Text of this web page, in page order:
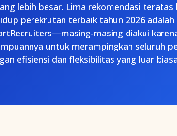
lebih besar. Lima rekomendasi
perekrutan terbaik tahun 2026 adalah
masing diakui
untuk merampingkan seluruh
efisiensi dan fleksibilitas yang luar